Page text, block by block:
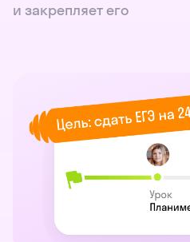
и закрепляет его